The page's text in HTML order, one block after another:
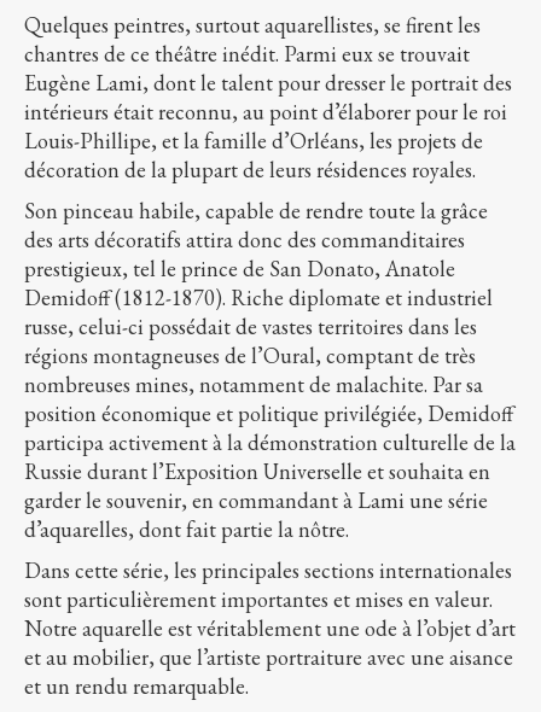
Quelques peintres, surtout aquarellistes, se firent les
chantres de ce théâtre inédit. Parmi eux se trouvait
Eugène Lami, dont le talent pour dresser le portrait des
intérieurs était reconnu, au point d’élaborer pour le roi
Louis-Phillipe, et la famille d’Orléans, les projets de
décoration de la plupart de leurs résidences royales.
Son pinceau habile, capable de rendre toute la grâce
des arts décoratifs attira donc des commanditaires
prestigieux, tel le prince de San Donato, Anatole
Demidoff (1812-1870). Riche diplomate et industriel
russe, celui-ci possédait de vastes territoires dans les
régions montagneuses de l’Oural, comptant de très
nombreuses mines, notamment de malachite. Par sa
position économique et politique privilégiée, Demidoff
participa activement à la démonstration culturelle de la
Russie durant l’Exposition Universelle et souhaita en
garder le souvenir, en commandant à Lami une série
d’aquarelles, dont fait partie la nôtre.
Dans cette série, les principales sections internationales
sont particulièrement importantes et mises en valeur.
Notre aquarelle est véritablement une ode à l’objet d’art
et au mobilier, que l’artiste portraiture avec une aisance
et un rendu remarquable.